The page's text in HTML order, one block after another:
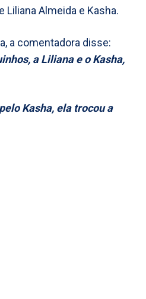
Almeida e Kasha.
a comentadora disse:
a Liliana e o Kasha,
Kasha, ela trocou a